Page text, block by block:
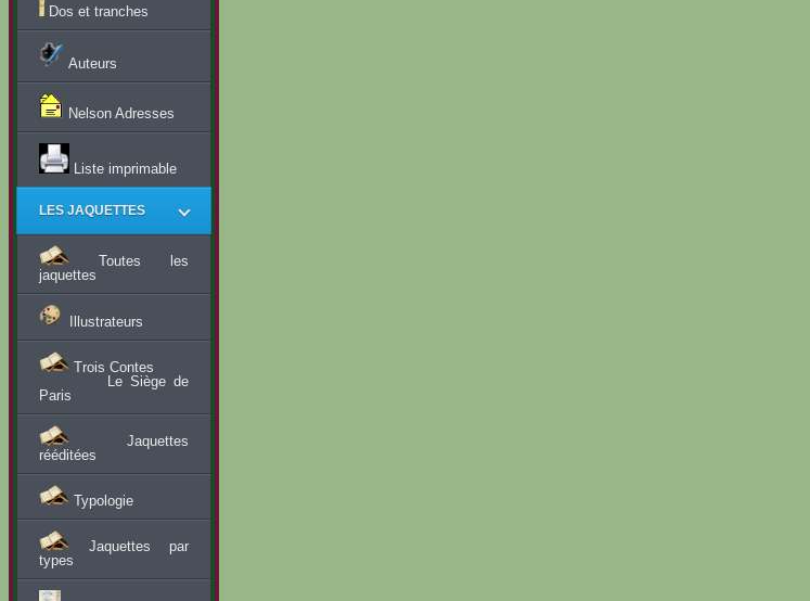
Dos et tranches
Auteurs
Nelson Adresses
Liste imprimable
LES JAQUETTES
Toutes les
jaquettes
Illustrateurs
Trois Contes
Le Siège de
Paris
Jaquettes
rééditées
Typologie
Jaquettes par
types